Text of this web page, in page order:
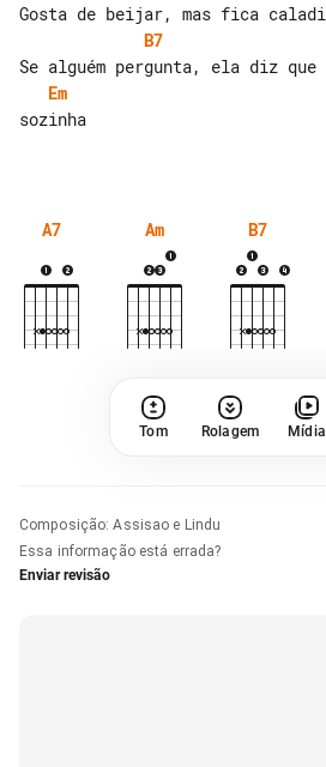
B7
Em
sozinha
A7 Am B7
Tom Rolagem Mídia
Composição:Assisao e Lindu
Essa informação está errada?
Enviar revisão